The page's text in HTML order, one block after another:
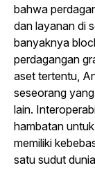
bahwa
dan layanan di
banyaknya
perdagangan
aset tertentu,
seseorang yang
lain.
hambatan
memiliki
satu sudut